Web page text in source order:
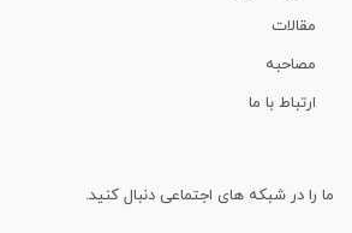
مقالات
مصاحبه
ارتباط با ما
ما را در شبکه های اجتماعی دنبال کنید.